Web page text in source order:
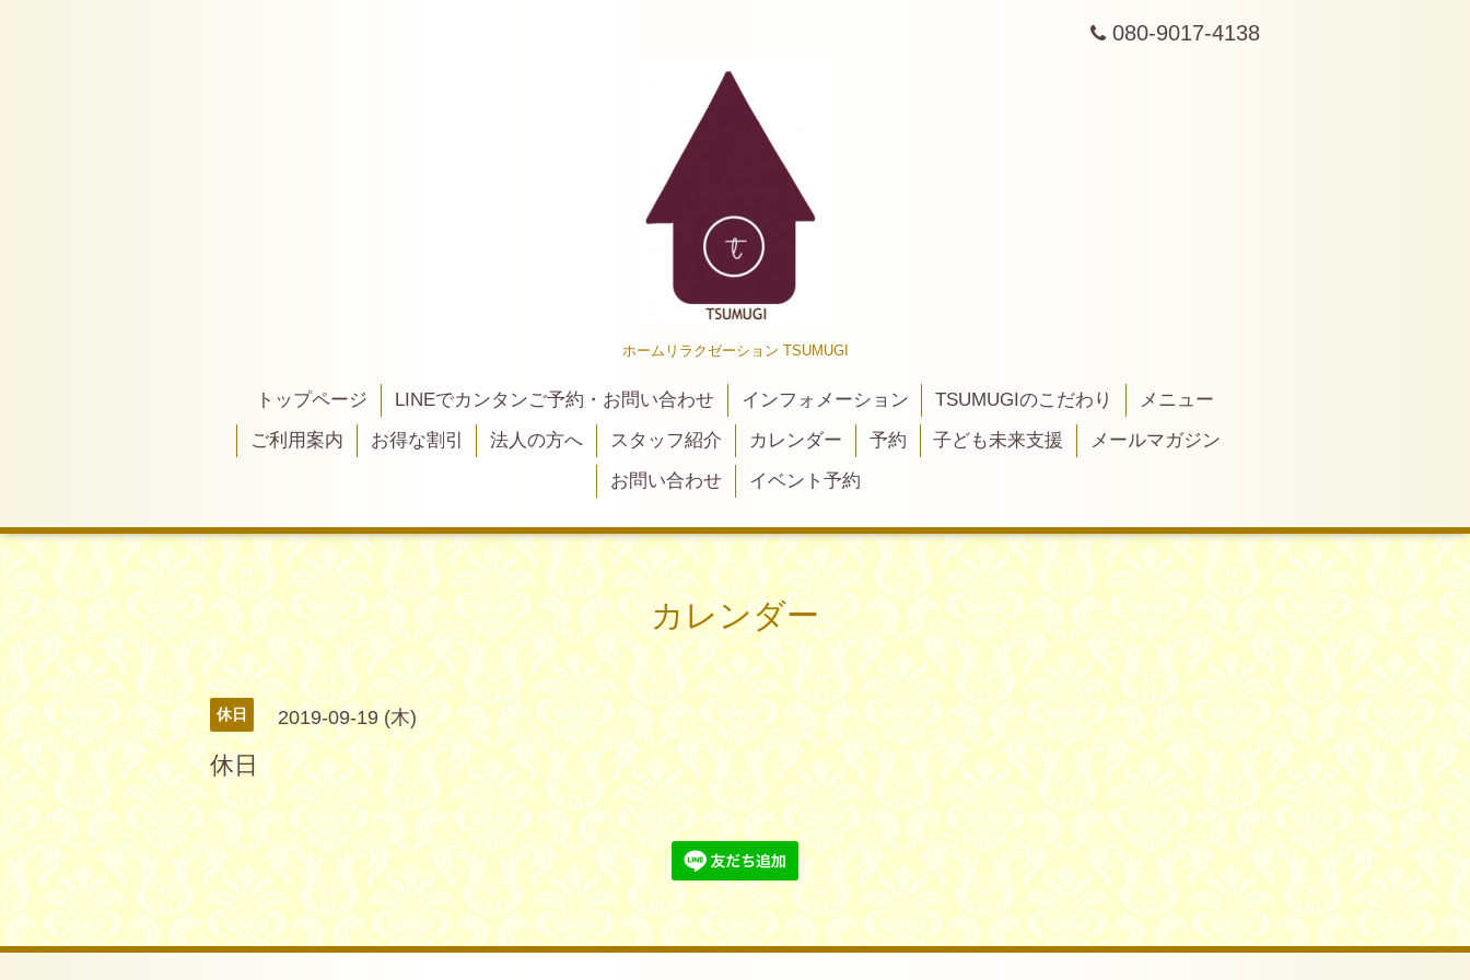
080-9017-4138
ホームリラクゼーション TSUMUGI
トップページ LINEでカンタンご予約・お問い合わせ インフォメーション TSUMUGIのこだわり
メニュー
ご利用案内
お得な割引 法人の方へ スタッフ紹介 カレンダー 予約 子ども未来支援
メールマガジン
お問い合わせ
イベント予約
カレンダー
休日 2019-09-19 (木)
休日